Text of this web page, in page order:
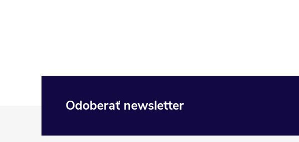
Odoberať newsletter